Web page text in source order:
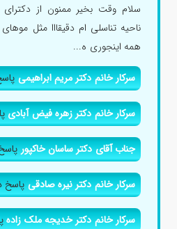
سلام وقت بخیر ممنون از
ناحیه تناسلی ام دقیقااا مثل
همه اینجوری ه...
سرکار خانم دکتر مریم ابراهیمی
سرکار خانم دکتر زهره فیض آبادی
جناب آقای دکتر ساسان خاکپور
سرکار خانم دکتر نیره صادقیپاسخ
سرکار خانم دکتر خدیجه ملک زاده